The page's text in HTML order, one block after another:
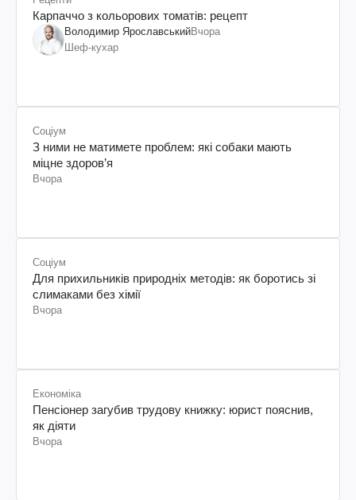
Карпаччо з кольорових томатів: рецепт
Володимир ЯрославськийВчора
Шеф-кухар
Соціум
З ними не матимете проблем: які собаки мають
міцне здоров’я
Вчора
Соціум
Для прихильників природніх методів: як боротись зі
слимаками без хімії
Вчора
Економіка
Пенсіонер загубив трудову книжку: юрист пояснив,
як діяти
Вчора